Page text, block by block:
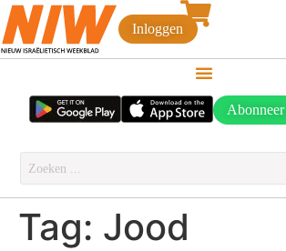
Inloggen
Abonneer
Tag: Jood